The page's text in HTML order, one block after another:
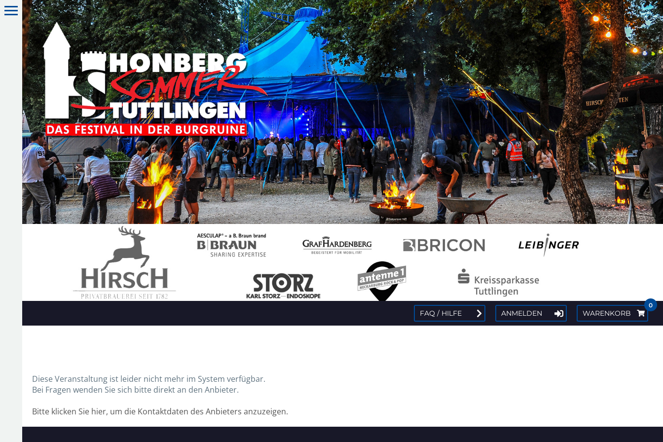
FAQ / HILFE ANMELDEN WARENKORB
0
Diese Veranstaltung ist leider nicht mehr im System verfügbar.
Bei Fragen wenden Sie sich bitte direkt an den Anbieter.
Bitte klicken Sie hier, um die Kontaktdaten des Anbieters anzuzeigen.